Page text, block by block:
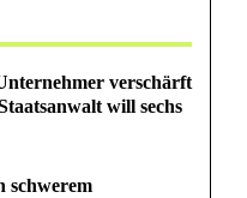
verschärft
will sechs
schwerem